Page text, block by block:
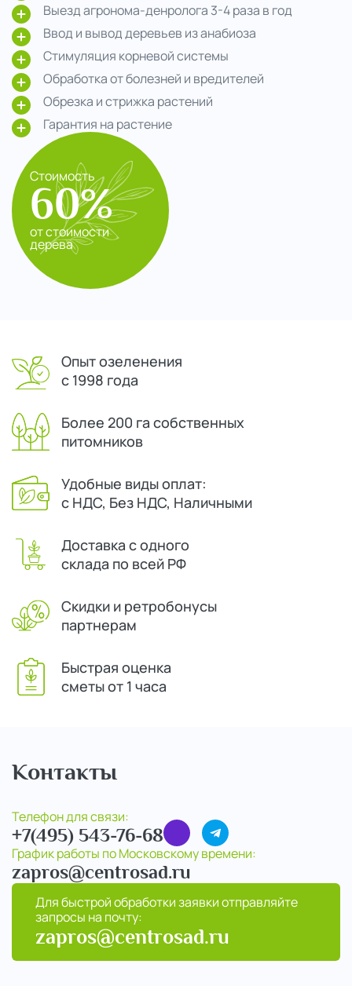
Выезд агронома-денролога 3-4 раза в год
Ввод и вывод деревьев из анабиоза
Стимуляция корневой системы
Обработка от болезней и вредителей
Обрезка и стрижка растений
Гарантия на растение
Стоимость
60%
от стоимости
дерева
Опыт озеленения
с 1998 года
Более 200 га собственных
питомников
Удобные виды оплат:
с НДС, Без НДС, Наличными
Доставка с одного
склада по всей РФ
Скидки и ретробонусы
партнерам
Быстрая оценка
сметы от 1 часа
Контакты
Телефон для связи:
+7(495) 543-76-68
График работы по Московскому времени:
zapros@centrosad.ru
Для быстрой обработки заявки отправляйте
запросы на почту:
zapros@centrosad.ru